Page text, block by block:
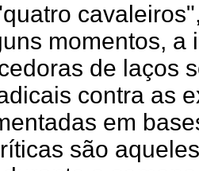
momentos, a
de laços
contra as
em
são